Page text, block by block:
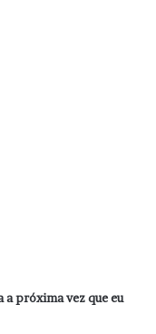
a próxima vez que eu